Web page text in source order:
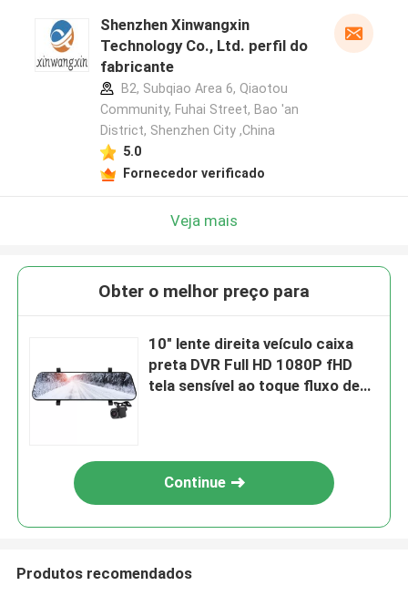
Shenzhen Xinwangxin
Technology Co., Ltd. perfil do
fabricante
B2, Subqiao Area 6, Qiaotou
Community, Fuhai Street, Bao 'an
District, Shenzhen City ,China
5.0
Fornecedor verificado
Veja mais
Obter o melhor preço para
10" lente direita veículo caixa
preta DVR Full HD 1080P fHD
tela sensível ao toque fluxo de
Continue
Produtos recomendados